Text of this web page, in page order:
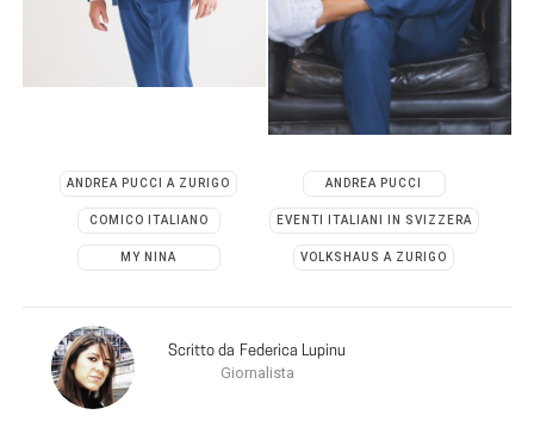
ANDREA PUCCI A ZURIGO ANDREA PUCCI
COMICO ITALIANO EVENTI ITALIANI IN SVIZZERA
MY NINA VOLKSHAUS A ZURIGO
Scritto da Federica Lupinu
Giornalista